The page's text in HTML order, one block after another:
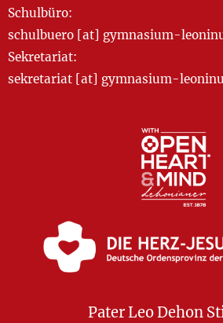
Schulbüro:
schulbuero [at] gymnasium-
Sekretariat:
sekretariat [at] gymnasium-
Pater Leo Dehon